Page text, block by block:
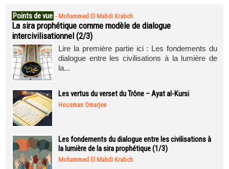
Points de vue - Mohammed El Mahdi Krabch
La sira prophétique comme modèle de dialogue
intercivilisationnel (2/3)
Lire la première partie ici : Les fondements du
dialogue entre les civilisations à la lumière de
la...
Les vertus du verset du Trône – Ayat al-Kursi
Housman Omarjee
Les fondements du dialogue entre les civilisations à
la lumière de la sira prophétique (1/3)
Mohammed El Mahdi Krabch